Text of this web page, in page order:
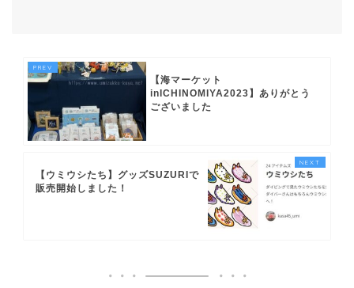
【海マーケット
inICHINOMIYA2023】ありがとう
ございました
【ウミウシたち】グッズSUZURIで
販売開始しました！